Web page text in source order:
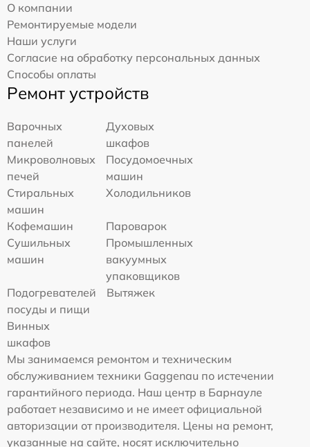
О компании
Ремонтируемые модели
Наши услуги
Согласие на обработку персональных данных
Способы оплаты
Ремонт устройств
Варочных
панелей
Духовых
шкафов
Микроволновых
печей
Посудомоечных
машин
Стиральных
машин
Холодильников
Кофемашин
Пароварок
Сушильных
машин
Промышленных
вакуумных
упаковщиков
Подогревателей
посуды и пищи
Вытяжек
Винных
шкафов
Мы занимаемся ремонтом и техническим
обслуживанием техники Gaggenau по истечении
гарантийного периода. Наш центр в Барнауле
работает независимо и не имеет официальной
авторизации от производителя. Цены на ремонт,
указанные на сайте, носят исключительно